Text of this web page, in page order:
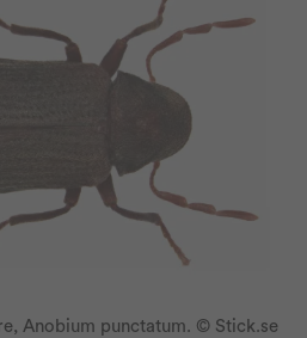
Anobium punctatum. © Stick.se